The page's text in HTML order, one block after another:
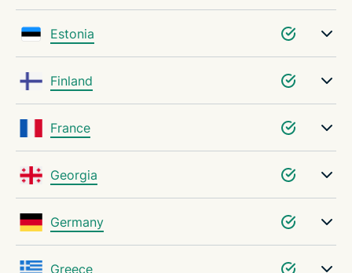
Estonia
Finland
France
Georgia
Germany
Greece